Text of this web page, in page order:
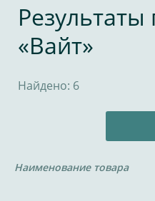
Результаты
«Вайт»
Найдено: 6
Наименование товара